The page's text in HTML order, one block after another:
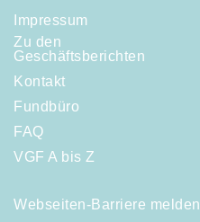
Impressum
Zu den
Geschäftsberichten
Kontakt
Fundbüro
FAQ
VGF A bis Z
Webseiten-Barriere melden